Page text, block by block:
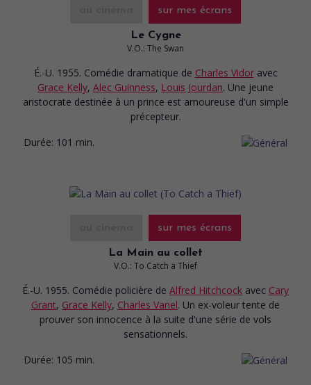
sur mes écrans
Le Cygne
V.O.: The Swan
É.-U. 1955. Comédie dramatique de Charles Vidor avec
Grace Kelly, Alec Guinness, Louis Jourdan. Une jeune
aristocrate destinée à un prince est amoureuse d'un simple
précepteur.
Durée: 101 min.
sur mes écrans
La Main au collet
V.O.: To Catch a Thief
É.-U. 1955. Comédie policière de Alfred Hitchcock avec Cary
Grant, Grace Kelly, Charles Vanel. Un ex-voleur tente de
prouver son innocence à la suite d'une série de vols
sensationnels.
Durée: 105 min.